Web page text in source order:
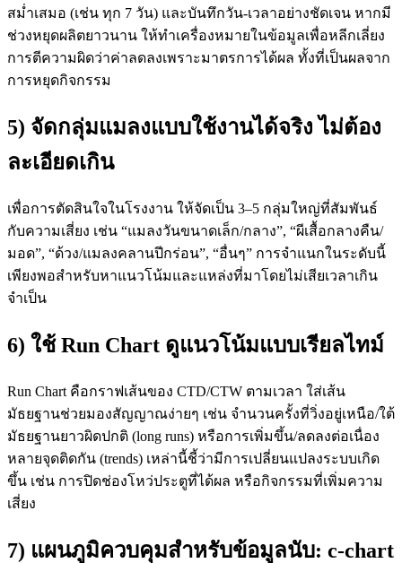
สม่ำเสมอ (เช่น ทุก 7 วัน) และบันทึกวัน-เวลาอย่างชัดเจน หากมี
ช่วงหยุดผลิตยาวนาน ให้ทำเครื่องหมายในข้อมูลเพื่อหลีกเลี่ยง
การตีความผิดว่าค่าลดลงเพราะมาตรการได้ผล ทั้งที่เป็นผลจาก
การหยุดกิจกรรม
5) จัดกลุ่มแมลงแบบใช้งานได้จริง ไม่ต้อง
ละเอียดเกิน
เพื่อการตัดสินใจในโรงงาน ให้จัดเป็น 3–5 กลุ่มใหญ่ที่สัมพันธ์
กับความเสี่ยง เช่น “แมลงวันขนาดเล็ก/กลาง”, “ผีเสื้อกลางคืน/
มอด”, “ด้วง/แมลงคลานปีกร่อน”, “อื่นๆ” การจำแนกในระดับนี้
เพียงพอสำหรับหาแนวโน้มและแหล่งที่มาโดยไม่เสียเวลาเกิน
จำเป็น
6) ใช้ Run Chart ดูแนวโน้มแบบเรียลไทม์
Run Chart คือกราฟเส้นของ CTD/CTW ตามเวลา ใส่เส้น
มัธยฐานช่วยมองสัญญาณง่ายๆ เช่น จำนวนครั้งที่วิ่งอยู่เหนือ/ใต้
มัธยฐานยาวผิดปกติ (long runs) หรือการเพิ่มขึ้น/ลดลงต่อเนื่อง
หลายจุดติดกัน (trends) เหล่านี้ชี้ว่ามีการเปลี่ยนแปลงระบบเกิด
ขึ้น เช่น การปิดช่องโหว่ประตูที่ได้ผล หรือกิจกรรมที่เพิ่มความ
เสี่ยง
7) แผนภูมิควบคุมสำหรับข้อมูลนับ: c-chart